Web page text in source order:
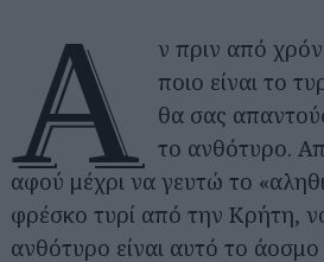
Α
ν πριν από
ποιο είναι το
θα σας
το ανθότυρο.
αφού μέχρι να γευτώ το
φρέσκο τυρί από την Κρήτη,
ανθότυρο είναι αυτό το